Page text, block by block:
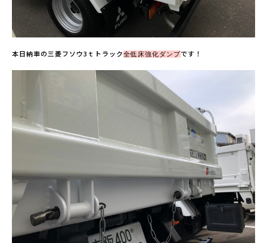
本日納車の三菱フソウ3ｔトラック全低床強化ダンプです！